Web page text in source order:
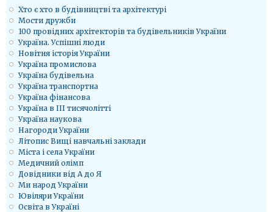
Хто є хто в будівництві та архітектурі
Мости дружби
100 провідних архітекторів та будівельників України
Україна. Успішні люди
Новітня історія України
Україна промислова
Україна будівельна
Україна транспортна
Україна фінансова
Україна в ІІІ тисячолітті
Україна наукова
Нагороди України
Літопис Вищі навчальні заклади
Міста і села України
Медичний олімп
Довідники від А до Я
Ми народ України
Ювіляри України
Освіта в Україні